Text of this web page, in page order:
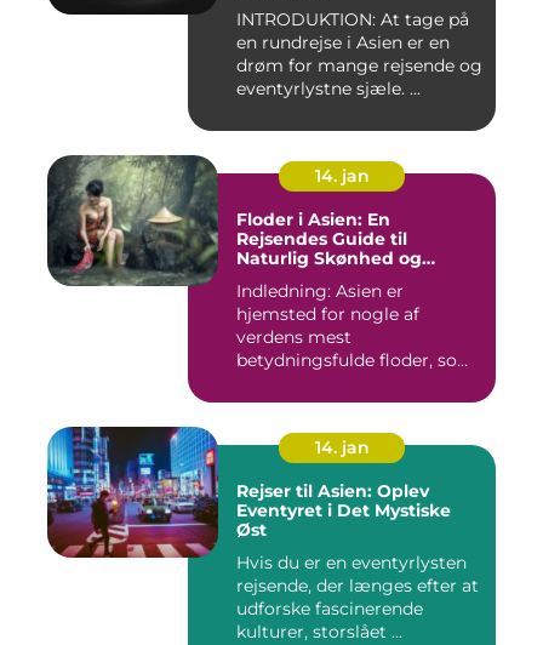
INTRODUKTION: At tage på
en rundrejse i Asien er en
drøm for mange rejsende og
eventyrlystne sjæle. ...
14. jan
Floder i Asien: En
Rejsendes Guide til
Naturlig Skønhed og
Indledning: Asien er
hjemsted for nogle af
verdens mest
betydningsfulde floder, som
14. jan
Rejser til Asien: Oplev
Eventyret i Det Mystiske
Øst
Hvis du er en eventyrlysten
rejsende, der længes efter at
udforske fascinerende
kulturer, storslået ...